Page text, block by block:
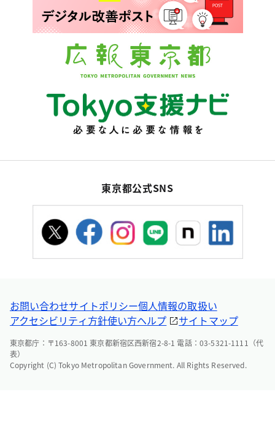
東京都公式SNS
お問い合わせサイトポリシー個人情報の取扱い
アクセシビリティ方針使い方ヘルプ サイトマップ
東京都庁：〒163-8001 東京都新宿区西新宿2-8-1 電話：03-5321-1111（代
表）
Copyright (C) Tokyo Metropolitan Government. All Rights Reserved.